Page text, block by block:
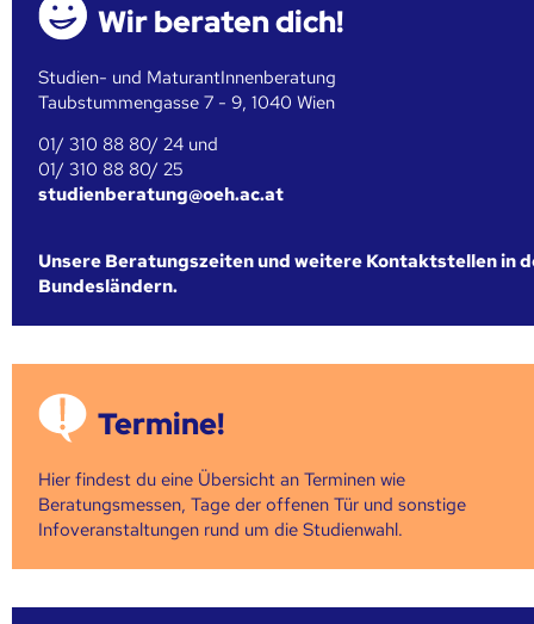
Wir beraten dich!
Studien- und MaturantInnenberatung
Taubstummengasse 7 - 9, 1040 Wien
01/ 310 88 80/ 24 und
01/ 310 88 80/ 25
studienberatung@oeh.ac.at
Unsere Beratungszeiten und weitere Kontaktstellen in
Bundesländern.
Termine!
Hier findest du eine Übersicht an Terminen wie
Beratungsmessen, Tage der offenen Tür und sonstige
Infoveranstaltungen rund um die Studienwahl.